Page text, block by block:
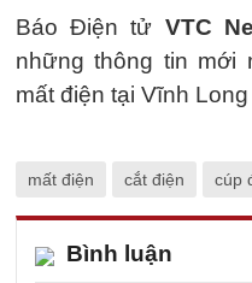
Báo Điện tử VTC
những thông tin mới
mất điện tại Vĩnh
mất điện cắt điện cúp
Bình luận